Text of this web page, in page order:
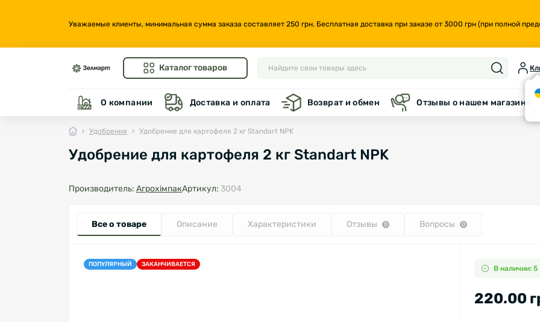
Уважаемые клиенты, минимальная сумма заказа составляет 250 грн. Бесплатная доставка при заказе от 3000 грн (при полной
Каталог товаров
О компании Доставка и оплата Возврат и обмен Отзывы о нашем магазине
Удобрения Удобрение для картофеля 2 кг Standart NPK
Удобрение для картофеля 2 кг Standart NPK
Производитель: АгрохімпакАртикул: 3004
Все о товаре Описание Характеристики Отзывы 0 Вопросы 0
ПОПУЛЯРНЫЙ ЗАКАНЧИВАЕТСЯ В наличии: 5
220.00